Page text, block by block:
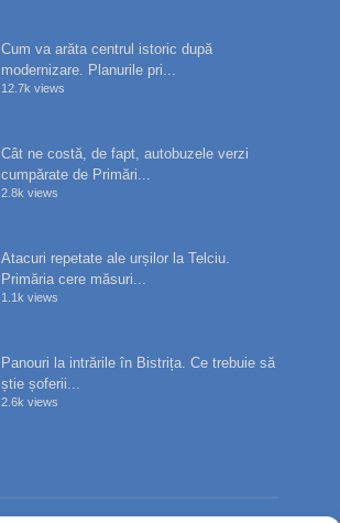
Cum va arăta centrul istoric după
modernizare. Planurile pri...
12.7k views
Cât ne costă, de fapt, autobuzele verzi
cumpărate de Primări...
2.8k views
Atacuri repetate ale urșilor la Telciu.
Primăria cere măsuri...
1.1k views
Panouri la intrările în Bistrița. Ce trebuie să
știe șoferii...
2.6k views